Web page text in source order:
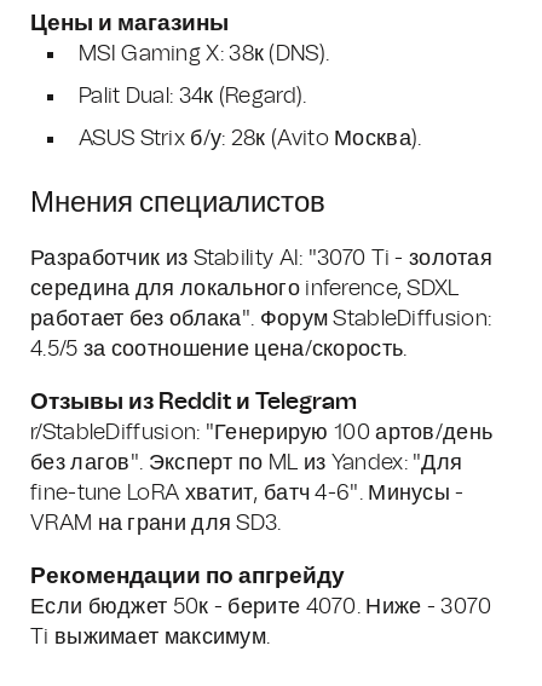
Цены и магазины
MSI Gaming X: 38к (DNS).
Palit Dual: 34к (Regard).
ASUS Strix б/у: 28к (Avito Москва).
Мнения специалистов
Разработчик из Stability AI: "3070 Ti - золотая
середина для локального inference, SDXL
работает без облака". Форум StableDiffusion:
4.5/5 за соотношение цена/скорость.
Отзывы из Reddit и Telegram
r/StableDiffusion: "Генерирую 100 артов/день
без лагов". Эксперт по ML из Yandex: "Для
fine-tune LoRA хватит, батч 4-6". Минусы -
VRAM на грани для SD3.
Рекомендации по апгрейду
Если бюджет 50к - берите 4070. Ниже - 3070
Ti выжимает максимум.